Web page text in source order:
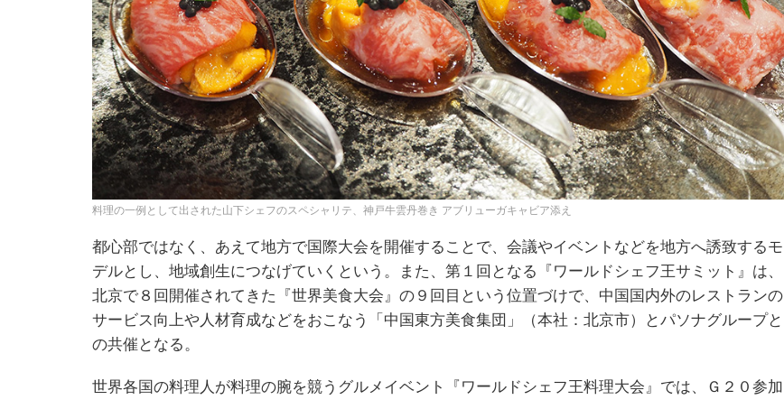
料理の一例として出された山下シェフのスペシャリテ、神戸牛雲丹巻き アブリューガキャビア添え
都心部ではなく、あえて地方で国際大会を開催することで、会議やイベントなどを地方へ誘致するモ
デルとし、地域創生につなげていくという。また、第１回となる『ワールドシェフ王サミット』は、
北京で８回開催されてきた『世界美食大会』の９回目という位置づけで、中国国内外のレストランの
サービス向上や人材育成などをおこなう「中国東方美食集団」（本社：北京市）とパソナグループと
の共催となる。
世界各国の料理人が料理の腕を競うグルメイベント『ワールドシェフ王料理大会』では、Ｇ２０参加